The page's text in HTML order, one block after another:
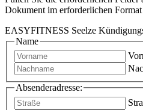
Dokument im erforderlichen
EASYFITNESS Seelze
Name
Absenderadresse: